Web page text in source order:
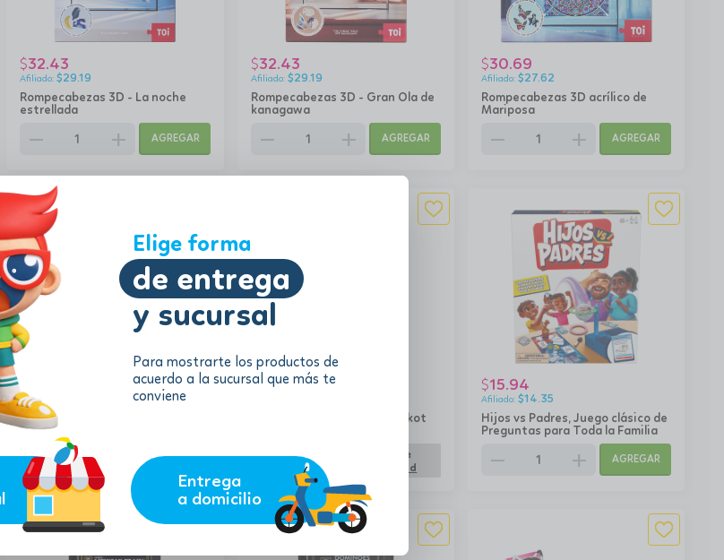
Elige forma
de entrega
y sucursal
Para mostrarte los productos de
acuerdo a la sucursal que más te
conviene
Entrega
a domicilio
Rompecabezas 3D - La noche
estrellada
$32.43
$29.19
remove add AGREGAR
Rompecabezas 3D - Gran Ola de
kanagawa
$32.43
$29.19
remove add AGREGAR
Rompecabezas 3D acrílico de
Mariposa
$30.69
$27.62
remove add AGREGAR
Classics 101 Board Games
remove AGREGAR
Juego de Mesa Ajedrez Suckot
$9.41
Producto no disponible
Consultar Disponibilidad
Hijos vs Padres, Juego clásico de
Preguntas para Toda la Familia
$15.94
$14.35
remove add AGREGAR